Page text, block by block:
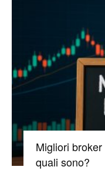
Migliori
quali sono?